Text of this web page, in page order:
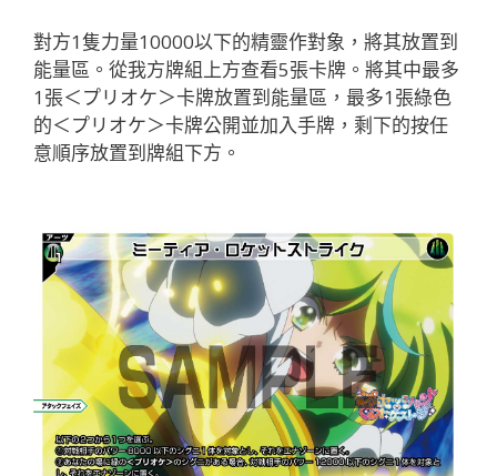
對方1隻力量10000以下的精靈作對象，將其放置到
能量區。從我方牌組上方查看5張卡牌。將其中最多
1張＜プリオケ＞卡牌放置到能量區，最多1張綠色
的＜プリオケ＞卡牌公開並加入手牌，剩下的按任
意順序放置到牌組下方。